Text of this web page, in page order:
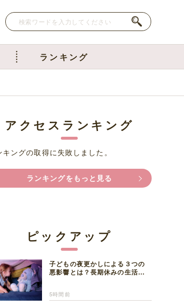
ランキング
アクセスランキング
キングの取得に失敗しました。
ランキングをもっと見る
ピックアップ
子どもの夜更かしによる３つの
悪影響とは？長期休みの生活リ
5時間前